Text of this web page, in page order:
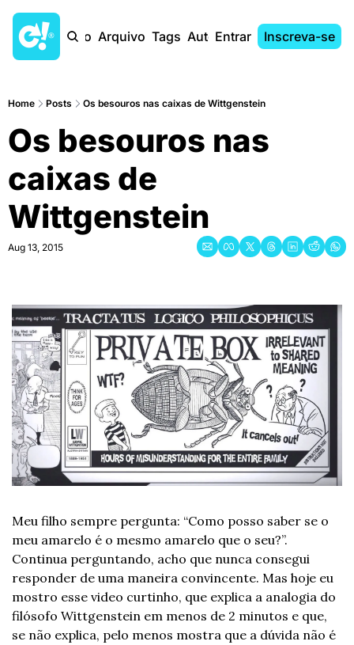
Início Arquivo Tags AutoresEntrar Inscreva-se
Home Posts Os besouros nas caixas de Wittgenstein
Os besouros nas
caixas de
Wittgenstein
Aug 13, 2015
Meu filho sempre pergunta: “Como posso saber se o
meu amarelo é o mesmo amarelo que o seu?”.
Continua perguntando, acho que nunca consegui
responder de uma maneira convincente. Mas hoje eu
mostro esse video curtinho, que explica a analogia do
filósofo Wittgenstein em menos de 2 minutos e que,
se não explica, pelo menos mostra que a dúvida não é